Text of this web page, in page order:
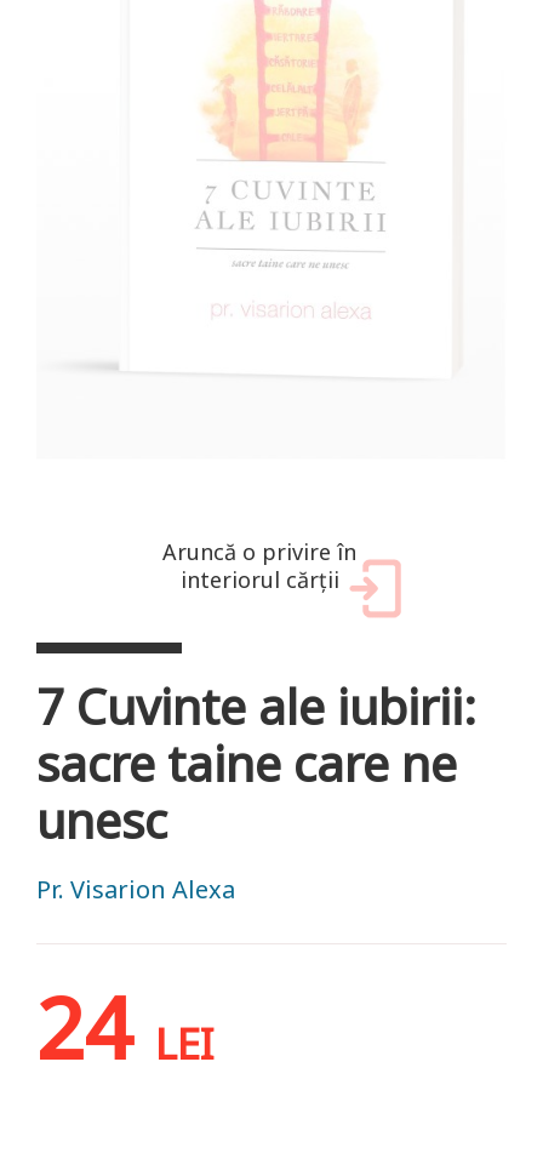
Aruncă o privire în
interiorul cărții
7 Cuvinte ale iubirii:
sacre taine care ne
unesc
Pr. Visarion Alexa
24 LEI